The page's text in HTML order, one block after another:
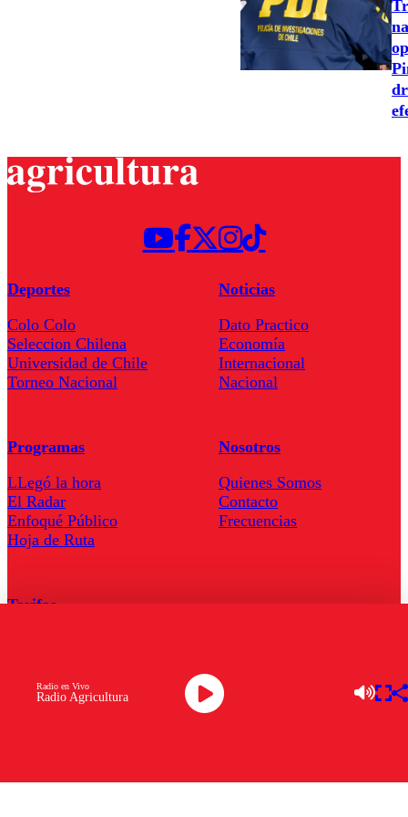
Radio Agricultura
Radio en Vivo
Deportes
Colo Colo
Seleccion Chilena
Universidad de Chile
Torneo Nacional
Noticias
Dato Practico
Economía
Internacional
Nacional
Programas
LLegó la hora
El Radar
Enfoqué Público
Hoja de Ruta
Nosotros
Quienes Somos
Contacto
Frecuencias
Tarifas
Descarga la APP